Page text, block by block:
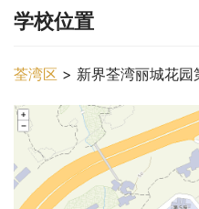
学校位置
荃湾区 > 新界荃湾丽城花园